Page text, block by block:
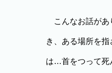
こんなお話があ
き、ある場所を
は…首をつって死